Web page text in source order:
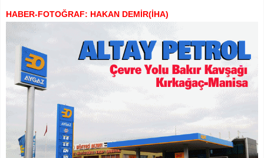
HABER-FOTOĞRAF: HAKAN DEMİR(İHA)